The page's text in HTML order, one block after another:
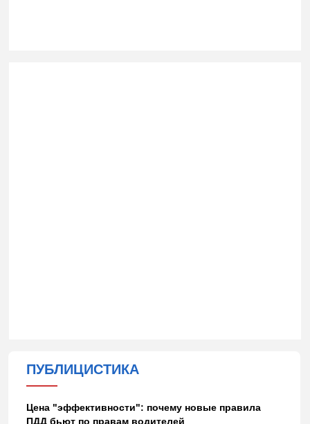
ПУБЛИЦИСТИКА
Цена "эффективности": почему новые правила
ПДД бьют по правам водителей